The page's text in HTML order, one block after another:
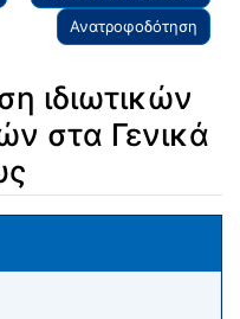
Ανατροφοδότηση
ιδιωτικών
στα Γενικά